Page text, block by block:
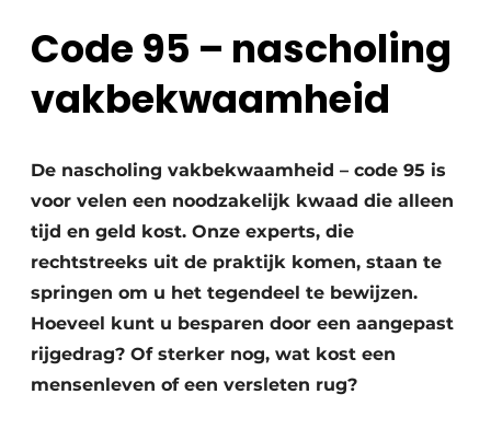
Vacatures
Video’s
Bedrijven
Bedrijven
Contact
Akoestiek
Beton & Staalbouw
BIM
Evenementen
Dak & Gevel
Houtbouw
HVAC
Code 95 – nascholing
vakbekwaamheid
De nascholing vakbekwaamheid – code 95 is
voor velen een noodzakelijk kwaad die alleen
tijd en geld kost. Onze experts, die
rechtstreeks uit de praktijk komen, staan te
springen om u het tegendeel te bewijzen.
Hoeveel kunt u besparen door een aangepast
rijgedrag? Of sterker nog, wat kost een
mensenleven of een versleten rug?